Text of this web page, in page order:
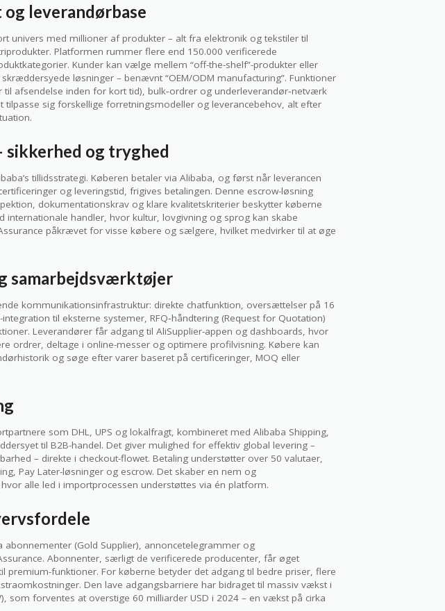
leverandørbase
univers med millioner af produkter – alt fra elektronik og tekstiler til
Platformen rummer flere end 150.000 verificerede
Kunder kan vælge mellem “off-the-shelf”-produkter eller
løsninger – benævnt “OEM/ODM manufacturing”. Funktioner
til afsendelse inden for kort tid), bulk‑ordrer og underleverandør‑netværk
sig forskellige forretningsmodeller og leverancebehov, alt efter
sikkerhed og tryghed
tillidsstrategi. Køberen betaler via Alibaba, og først når leverancen
og leveringstid, frigives betalingen. Denne escrow-løsning
dokumentationskrav og klare kvalitetskriterier beskytter køberne
internationale handler, hvor kultur, lovgivning og sprog kan skabe
påkrævet for visse købere og sælgere, hvilket medvirker til at øge
samarbejdsværktøjer
kommunikationsinfrastruktur: direkte chatfunktion, oversættelser på 16
til eksterne systemer, RFQ‑håndtering (Request for Quotation)
Leverandører får adgang til AliSupplier-appen og dashboards, hvor
ordrer, deltage i online-messer og optimere profilvisning. Købere kan
og søge efter varer baseret på certificeringer, MOQ eller
som DHL, UPS og lokalfragt, kombineret med Alibaba Shipping,
til B2B-handel. Det giver mulighed for effektiv global levering –
– direkte i checkout-flowet. Betaling understøtter over 50 valutaer,
Pay Later-løsninger og escrow. Det skaber en nem og
alle led i importprocessen understøttes via én platform.
(Gold Supplier), annoncetelegrammer og
Abonnenter, særligt de verificerede producenter, får øget
premium-funktioner. For køberne betyder det adgang til bedre priser, flere
Den lave adgangsbarriere har bidraget til massiv vækst i
som forventes at overstige 60 milliarder USD i 2024 – en vækst på cirka